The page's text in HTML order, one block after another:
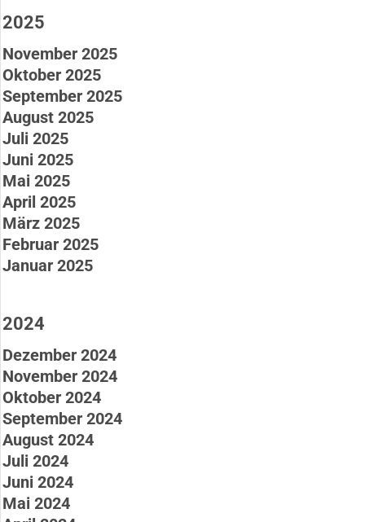
2025
November 2025
Oktober 2025
September 2025
August 2025
Juli 2025
Juni 2025
Mai 2025
April 2025
März 2025
Februar 2025
Januar 2025
2024
Dezember 2024
November 2024
Oktober 2024
September 2024
August 2024
Juli 2024
Juni 2024
Mai 2024